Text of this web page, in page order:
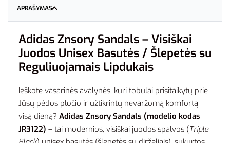
APRAŠYMAS
Adidas Znsory Sandals – Visiškai
Juodos Unisex Basutės / Šlepetės su
Reguliuojamais Lipdukais
Ieškote vasarinės avalynės, kuri tobulai prisitaikytų prie
Jūsų pėdos pločio ir užtikrintų nevaržomą komfortą
visą dieną? Adidas Znsory Sandals (modelio kodas
JR3122) – tai modernios, visiškai juodos spalvos (Triple